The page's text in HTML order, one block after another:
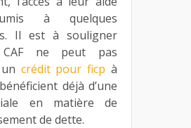
à quelques
Il est à souligner
ne peut pas
crédit pour ficp à
déjà d’une
en matière de
de dette.